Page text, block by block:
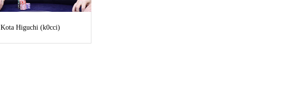
Kota Higuchi (k0cci)